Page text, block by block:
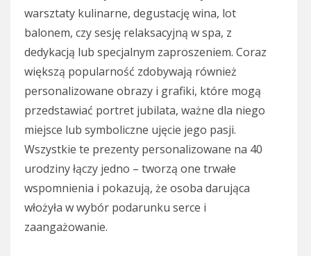
warsztaty kulinarne, degustację wina, lot
balonem, czy sesję relaksacyjną w spa, z
dedykacją lub specjalnym zaproszeniem. Coraz
większą popularność zdobywają również
personalizowane obrazy i grafiki, które mogą
przedstawiać portret jubilata, ważne dla niego
miejsce lub symboliczne ujęcie jego pasji.
Wszystkie te prezenty personalizowane na 40
urodziny łączy jedno – tworzą one trwałe
wspomnienia i pokazują, że osoba darująca
włożyła w wybór podarunku serce i
zaangażowanie.